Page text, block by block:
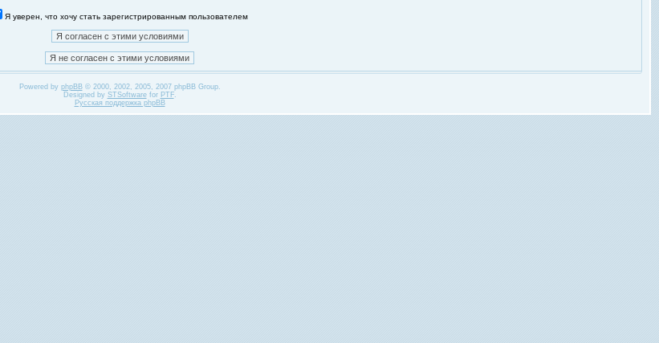
Я уверен, что хочу стать зарегистрированным пользователем
Powered by phpBB© 2000, 2002, 2005, 2007 phpBB Group.
Designed by STSoftwarefor PTF.
Русская поддержка phpBB